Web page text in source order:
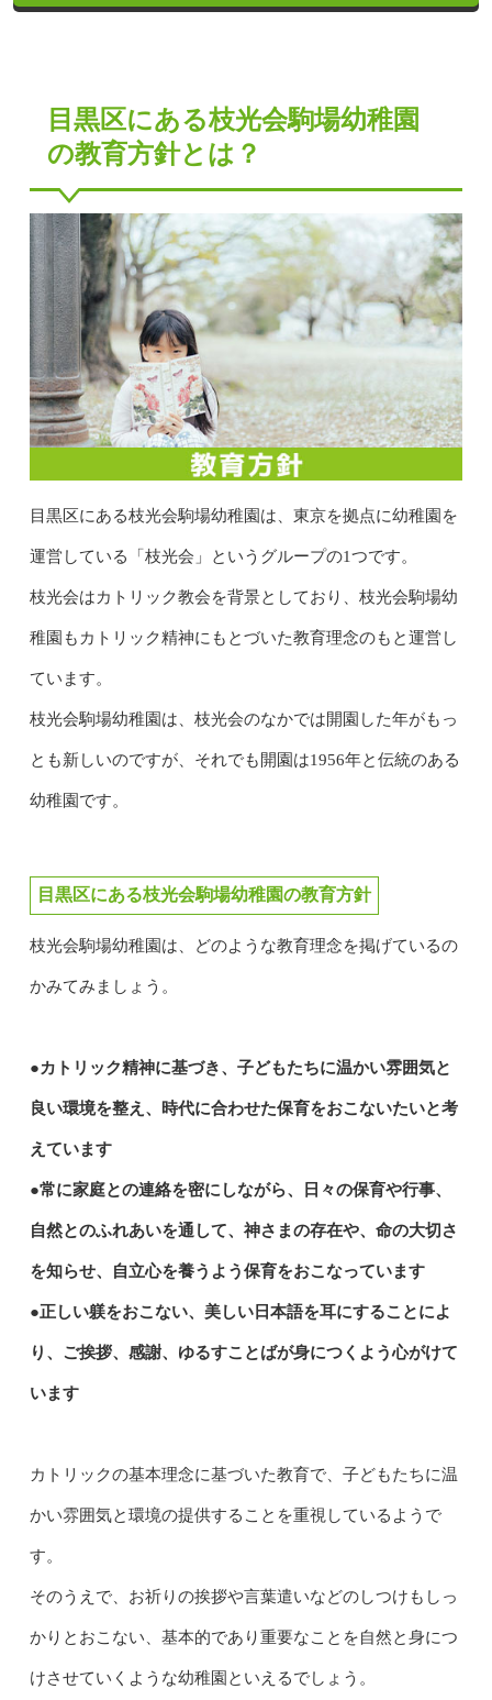
目黒区にある枝光会駒場幼稚園
の教育方針とは？
目黒区にある枝光会駒場幼稚園は、東京を拠点に幼稚園を
運営している「枝光会」というグループの1つです。
枝光会はカトリック教会を背景としており、枝光会駒場幼
稚園もカトリック精神にもとづいた教育理念のもと運営し
ています。
枝光会駒場幼稚園は、枝光会のなかでは開園した年がもっ
とも新しいのですが、それでも開園は1956年と伝統のある
幼稚園です。
目黒区にある枝光会駒場幼稚園の教育方針
枝光会駒場幼稚園は、どのような教育理念を掲げているの
かみてみましょう。
●カトリック精神に基づき、子どもたちに温かい雰囲気と
良い環境を整え、時代に合わせた保育をおこないたいと考
えています
●常に家庭との連絡を密にしながら、日々の保育や行事、
自然とのふれあいを通して、神さまの存在や、命の大切さ
を知らせ、自立心を養うよう保育をおこなっています
●正しい躾をおこない、美しい日本語を耳にすることによ
り、ご挨拶、感謝、ゆるすことばが身につくよう心がけて
います
カトリックの基本理念に基づいた教育で、子どもたちに温
かい雰囲気と環境の提供することを重視しているようで
す。
そのうえで、お祈りの挨拶や言葉遣いなどのしつけもしっ
かりとおこない、基本的であり重要なことを自然と身につ
けさせていくような幼稚園といえるでしょう。